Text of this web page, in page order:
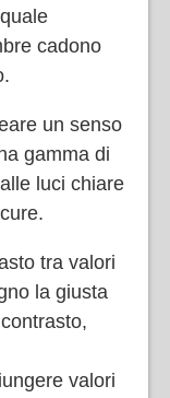
cadono
un senso
gamma di
luci chiare
tra valori
la giusta
valori